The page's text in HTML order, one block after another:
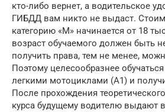
кто-либо вернет, а водительское
ГИБДД вам никто не выдаст.
категорию «М» начинается от 18
возраст обучаемого должен быть
получить права, тем не менее,
Поэтому целесообразнее
легкими мотоциклами (А1) и
После прохождения
курса будущему водителю выдают